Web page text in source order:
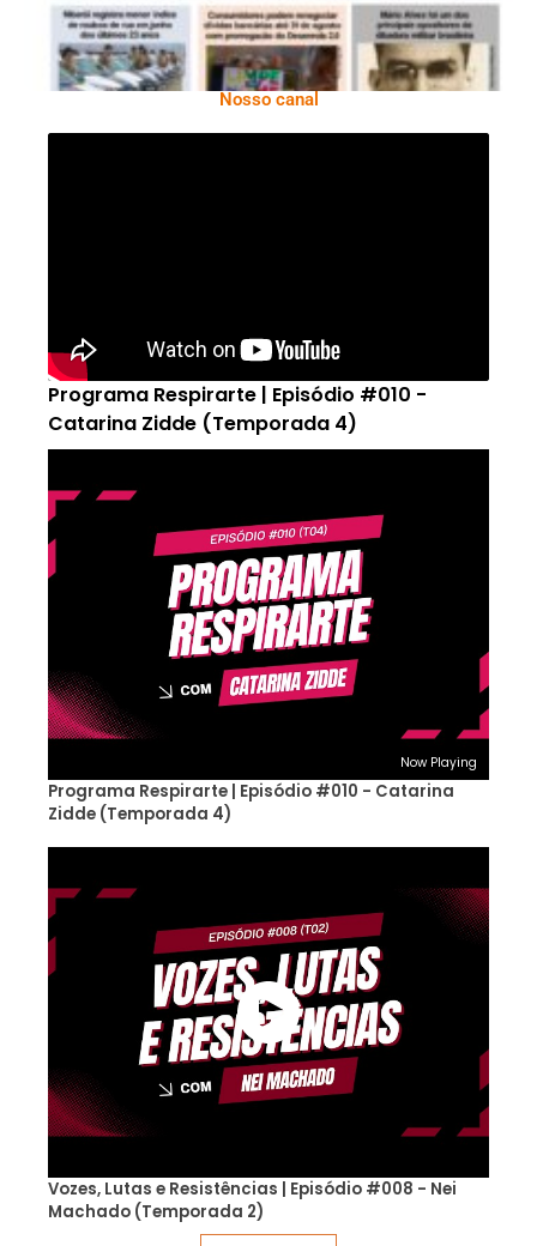
Nosso canal
Programa Respirarte | Episódio #010 -
Catarina Zidde (Temporada 4)
Now Playing
Programa Respirarte | Episódio #010 - Catarina
Zidde (Temporada 4)
Vozes, Lutas e Resistências | Episódio #008 - Nei
Machado (Temporada 2)